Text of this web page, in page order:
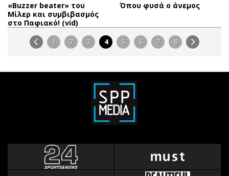
«Βuzzer beater» του
Μίλερ και συμβιβασμός
στο Παφιακό! (vid)
Όπου φυσά ο άνεμος
1 2 3 4 5 6 7 8